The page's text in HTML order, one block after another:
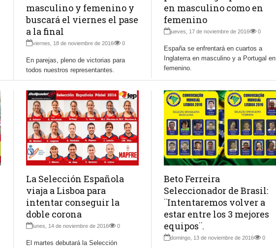
masculino y femenino y
buscará el viernes el pase
a la final
viernes, 18 de noviembre de 2016 0
En parejas, pleno de victorias para
todos nuestros representantes.
en masculino como en
femenino
jueves, 17 de noviembre de 2016 0
España se enfrentará en cuartos a
Inglaterra en masculino y a Portugal en
femenino.
La Selección Española
viaja a Lisboa para
intentar conseguir la
doble corona
lunes, 14 de noviembre de 2016 0
El martes debutará la Selección
Beto Ferreira
Seleccionador de Brasil:
¨Intentaremos volver a
estar entre los 3 mejores
equipos¨.
domingo, 13 de noviembre de 2016 0